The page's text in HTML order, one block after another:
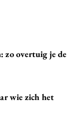
zo overtuig je de
wie zich het